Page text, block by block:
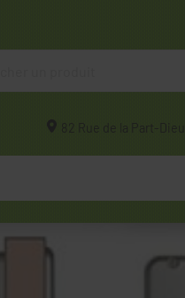
82 Rue de la Part-Dieu,